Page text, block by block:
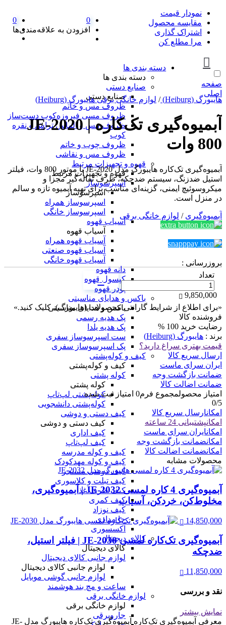
نمودار قیمت
مقایسه محصول
اشتراک گذاری
مرا مطلع کن
صفحه
اصلی
0
افزودن به علاقه‌مندی‌ها
0
دسته بندی ها
دسته بندی ها
صنایع دستی
صنایع دستی
ظروف مس و خاتم
ظروف مسی فیروزه‌کوب دست‌ساز
ظروف مس و الماس تراش و نقره
کوب
ظروف چوب و خاتم
ظروف مس و نقاشی
قهوه و تجهیزات مرتبط
قهوه و تجهیزات مرتبط
اسپرسوساز
اسپرسوساز
اسپرسوساز همراه
اسپرسوساز خانگی
آسیاب قهوه
آسیاب قهوه
آسیاب قهوه همراه
آسیاب قهوه صنعتی
آسیاب قهوه خانگی
دانه قهوه
کپسول قهوه
پودر قهوه
باکس و هدایای مناسبتی
باکس و هدایای مناسبتی
پک هدیه رسمی
پک هدیه یلدا
ست اسپرسوساز سفری
پک اسپرسوساز سفری
کیف و کوله‌پشتی
کیف و کوله‌پشتی
کوله پشتی
کوله پشتی
کوله‌پشتی لپ‌تاپ
کوله‌پشتی دانشجویی
کیف دستی و دوشی
کیف دستی و دوشی
کیف اداری
کیف لپ‌تاپ
کیف و کوله مدرسه
کیف و کوله مهدکودک
کیف دوشی مسنجر
کیف تبلت و کلاسوری
کیف ظرف غذا
کیف کمری
کیف نوزاد
جا مدادی
اکسسوری
کالای دیجیتال
کالای دیجیتال
لوازم جانبی کالای دیجیتال
لوازم جانبی کالای دیجیتال
لوازم جانبی گوشی موبایل
ساعت و مچ بند هوشمند
لوازم خانگی برقی
لوازم خانگی برقی
جاروبرقی
هایبورگ (Heiburg) / لوازم خانگی برقی هایبورگ (Heiburg)
آبمیوه‌گیری تک‌کاره JE-2020 |
800 وات
آبمیوه‌گیری تک‌کاره هایبورگ مدل JE-2020 با موتور 800 وات، فیلتر
استیل ضدزنگ، سیستم ضدچکه، ظرف تفاله‌گیر مجزا و
میکروسوئیچ ایمنی، گزینه‌ای مناسب برای تهیه آبمیوه تازه و سالم
در منزل است.
آبمیوه‌گیری / لوازم خانگی برقی
بروزرسانی :
تعداد
9,850,000
«برای اطلاع از شرایط گارانتی محصولات (هایبورگ)، کلیک کنید.»
فروشنده کالا
رضایت خرید 100 %
برند : هایبورگ (Heiburg)
قیمت بهتری سراغ دارید؟
ارسال سریع کالا
ایران سرای ماست
ضمانت بازگشت وجه
ضمانت اضالت کالا
امتیاز محصولمجموع فرم0 امتیاز ثبت شده
0/5
امکانارسال سریع کالا
امکانپشتیبانی 24 ساعته
امکانایران سرای ماست
امکانضمانت بازگشت وجه
امکانضمانت اضالت کالا
محصولات مشابه
آبمیوه‌گیری 4 کاره لمسی JE-2032 | آبمیوه‌گیری،
مخلوط‌کن، خردکن، آسیاب
14,850,000
آبمیوه‌گیری تک‌کاره لمسی JE-2030 | فیلتر استیل،
ضدچکه
11,850,000
نقد و بررسی
نمایش بیشتر
معرفی آبمیوه‌گیری تک‌کاره آبمیوه‌گیری تک‌کاره هایبورگ مدل JE-